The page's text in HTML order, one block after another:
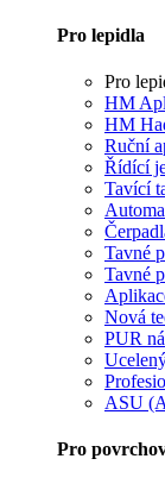
Pro lepidla
Pro
HM
HM
Ruční
Řídící
Tavící
Tavné
Tavné
Nová
PUR
ASU
Pro